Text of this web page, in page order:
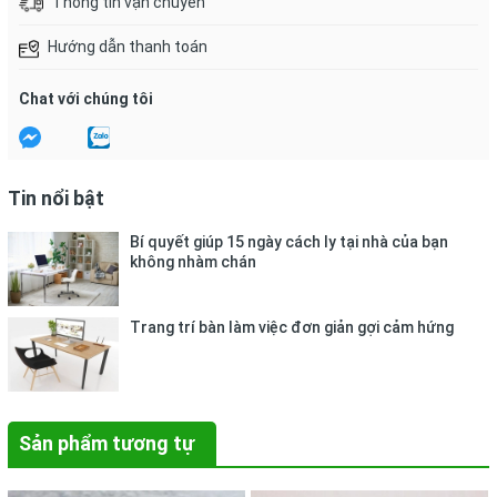
Hướng dẫn thanh toán
Chat với chúng tôi
Tin nổi bật
Bí quyết giúp 15 ngày cách ly tại nhà của bạn
không nhàm chán
Trang trí bàn làm việc đơn giản gợi cảm hứng
Sản phẩm tương tự